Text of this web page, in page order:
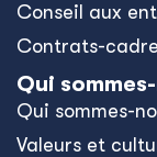
Conseil aux
Contrats-
Qui
Qui sommes-
Valeurs et